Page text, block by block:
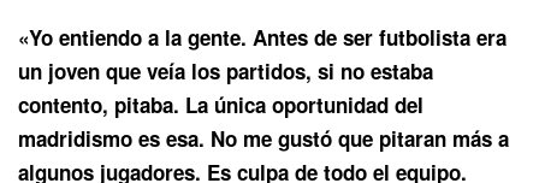
«Yo entiendo a la gente. Antes de ser futbolista era
un joven que veía los partidos, si no estaba
contento, pitaba. La única oportunidad del
madridismo es esa. No me gustó que pitaran más a
algunos jugadores. Es culpa de todo el equipo.